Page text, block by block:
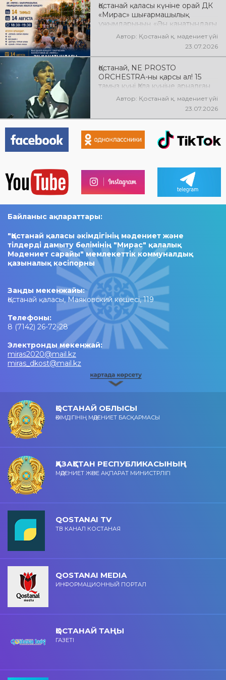
Қостанай қаласы күніне орай ДК
«Мирас» шығармашылық
ұжымдарының «Ән қанатындағы
Қостанай» көшпелі концерті
өтеді! Баршаңызды мерекелік
Автор: Қостанай қ. мәдениет үйі
23.07.2026
Қостанай, NE PROSTO
ORCHESTRA-ны қарсы ал! 15
тамыз күні Қала күніне арналған
мерекелік концертте NE
PROSTO ORCHESTRA өнер
көрсетеді! @ne_prosto_orchestra
Автор: Қостанай қ. мәдениет үйі
23.07.2026
Байланыс ақпараттары:
"Қостанай қаласы әкімдігінің мәдениет және
тілдерді дамыту бөлімінің "Мирас" қалалық
Мәдениет сарайы" мемлекеттік коммуналдық
қазыналық кәсіпорны
Заңды мекенжайы:
Қостанай қаласы, Маяковский көшесі, 119
Телефоны:
8 (7142) 26-72-28
Электронды мекенжай:
miras2020@mail.kz
miras_dkost@mail.kz
ҚОСТАНАЙ ОБЛЫСЫ
ӘКІМДІГІНІҢ МӘДЕНИЕТ БАСҚАРМАСЫ
ҚАЗАҚСТАН РЕСПУБЛИКАСЫНЫҢ
МӘДЕНИЕТ ЖӘНЕ АҚПАРАТ МИНИСТРЛІГІ
QOSTANAI TV
ТВ КАНАЛ КОСТАНАЯ
QOSTANAI MEDIA
ИНФОРМАЦИОННЫЙ ПОРТАЛ
ҚОСТАНАЙ ТАҢЫ
ГАЗЕТІ